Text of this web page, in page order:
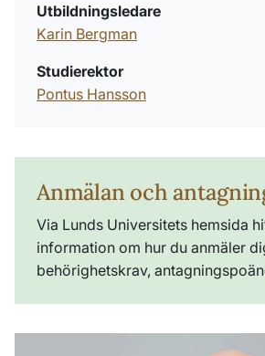
Utbildningsledare
Karin Bergman
Studierektor
Pontus Hansson
Anmälan och
Via Lunds Universitets hemsida
information om hur du anmäler
behörighetskrav,